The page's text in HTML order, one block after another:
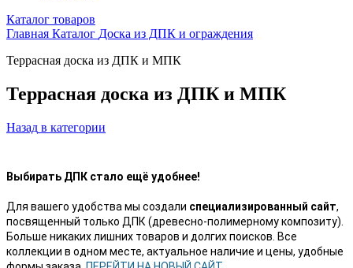
Каталог товаров
Главная Каталог Доска из ДПК и ограждения
Террасная доска из ДПК и МПК
Террасная доска из ДПК и МПК
Назад в категории
Выбирать ДПК стало ещё удобнее!
Для вашего удобства мы создали специализированный сайт,
посвященный только ДПК (древесно-полимерному композиту).
Больше никаких лишних товаров и долгих поисков. Все
коллекции в одном месте, актуальное наличие и цены, удобные